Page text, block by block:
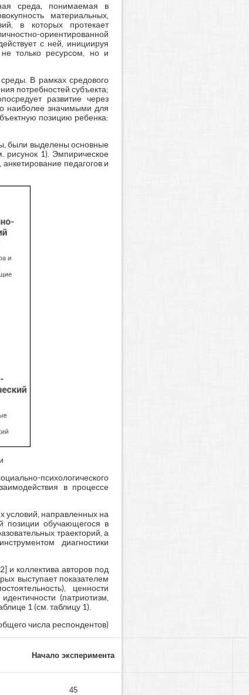
среда, понимаемая в
материальных,
в которых протекает
ориентированной
с ней, инициируя
только ресурсом, но и
В рамках средового
потребностей субъекта;
развитие через
наиболее значимыми для
позицию ребенка:
были выделены основные
рисунок 1). Эмпирическое
педагогов и
психологического
в процессе
условий, направленных на
позиции обучающегося в
траекторий, а
диагностики
и коллектива авторов под
выступает показателем
ценности
(патриотизм,
1 (см. таблицу 1).
числа респондентов)
Начало эксперимента
45